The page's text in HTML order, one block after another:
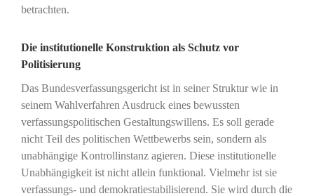
betrachten.
Die institutionelle Konstruktion als Schutz vor
Politisierung
Das Bundesverfassungsgericht ist in seiner Struktur wie in
seinem Wahlverfahren Ausdruck eines bewussten
verfassungspolitischen Gestaltungswillens. Es soll gerade
nicht Teil des politischen Wettbewerbs sein, sondern als
unabhängige Kontrollinstanz agieren. Diese institutionelle
Unabhängigkeit ist nicht allein funktional. Vielmehr ist sie
verfassungs- und demokratiestabilisierend. Sie wird durch die